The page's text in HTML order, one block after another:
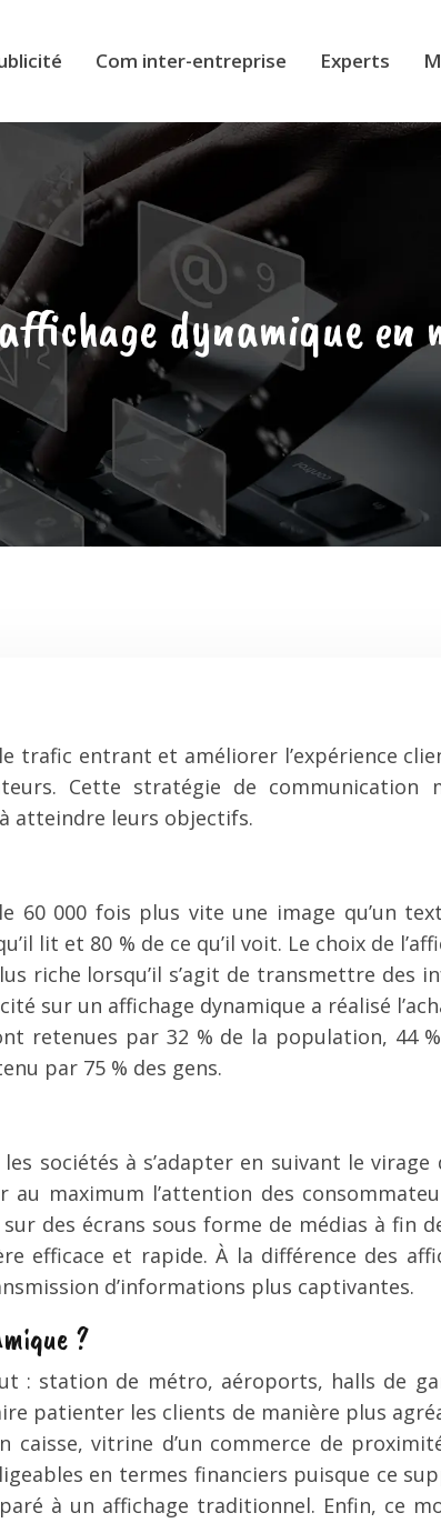
Com inter-entreprise Experts
dynamique en
trafic entrant et améliorer l’expérience
Cette stratégie de
atteindre leurs objectifs.
60 000 fois plus vite une image qu’un
lit et 80 % de ce qu’il voit. Le choix de
riche lorsqu’il s’agit de transmettre des
sur un affichage dynamique a réalisé
retenues par 32 % de la population, 44
par 75 % des gens.
sociétés à s’adapter en suivant le
maximum l’attention des
des écrans sous forme de médias à fin
efficace et rapide. À la différence des
d’informations plus captivantes.
?
: station de métro, aéroports, halls de
patienter les clients de manière plus
caisse, vitrine d’un commerce de
en termes financiers puisque ce
à un affichage traditionnel. Enfin, ce